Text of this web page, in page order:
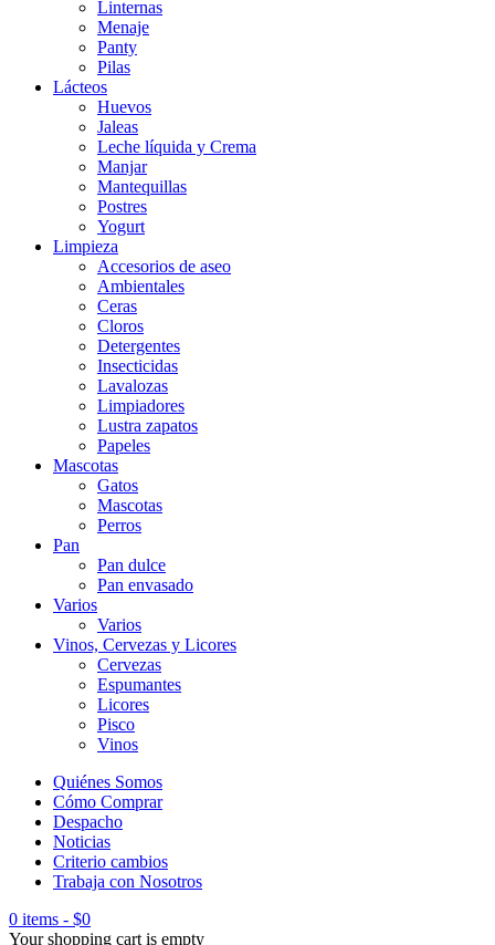
Linternas
Menaje
Panty
Pilas
Lácteos
Huevos
Jaleas
Leche líquida y Crema
Manjar
Mantequillas
Postres
Yogurt
Limpieza
Accesorios de aseo
Ambientales
Ceras
Cloros
Detergentes
Insecticidas
Lavalozas
Limpiadores
Lustra zapatos
Papeles
Mascotas
Gatos
Mascotas
Perros
Pan
Pan dulce
Pan envasado
Varios
Varios
Vinos, Cervezas y Licores
Cervezas
Espumantes
Licores
Pisco
Vinos
Quiénes Somos
Cómo Comprar
Despacho
Noticias
Criterio cambios
Trabaja con Nosotros
0 items - $0
Your shopping cart is empty